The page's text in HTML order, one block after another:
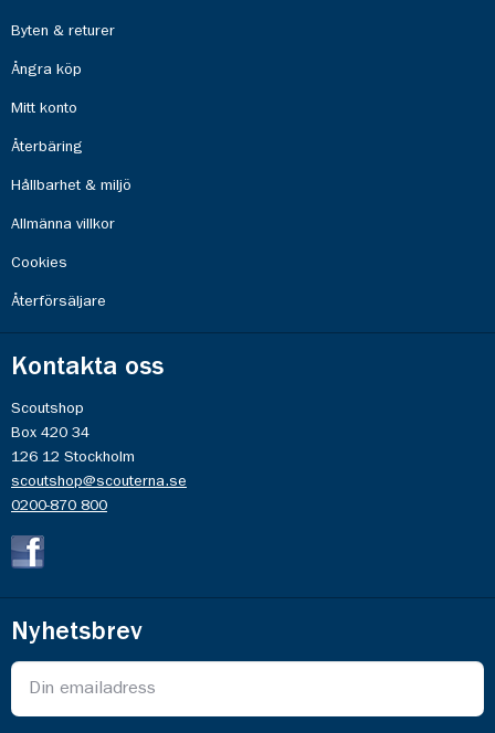
Byten & returer
Ångra köp
Mitt konto
Återbäring
Hållbarhet & miljö
Allmänna villkor
Cookies
Återförsäljare
Kontakta oss
Scoutshop
Box 420 34
126 12 Stockholm
scoutshop@scouterna.se
0200-870 800
Nyhetsbrev